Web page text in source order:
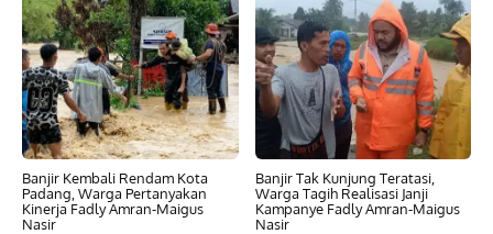
Banjir Kembali Rendam Kota
Padang, Warga Pertanyakan
Kinerja Fadly Amran-Maigus
Nasir
Banjir Tak Kunjung Teratasi,
Warga Tagih Realisasi Janji
Kampanye Fadly Amran-Maigus
Nasir